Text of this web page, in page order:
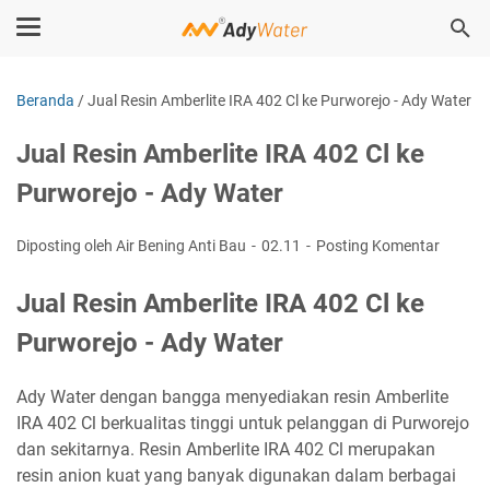
Beranda /Jual Resin Amberlite IRA 402 Cl ke Purworejo - Ady Water
Jual Resin Amberlite IRA 402 Cl ke
Purworejo - Ady Water
Diposting oleh Air Bening Anti Bau 02.11 Posting Komentar
Jual Resin Amberlite IRA 402 Cl ke
Purworejo - Ady Water
Ady Water dengan bangga menyediakan resin Amberlite
IRA 402 Cl berkualitas tinggi untuk pelanggan di Purworejo
dan sekitarnya. Resin Amberlite IRA 402 Cl merupakan
resin anion kuat yang banyak digunakan dalam berbagai